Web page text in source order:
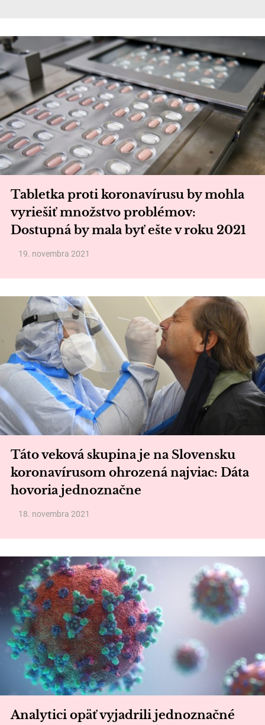
Tabletka proti koronavírusu by mohla
vyriešiť množstvo problémov:
Dostupná by mala byť ešte v roku 2021
19. novembra 2021
Táto veková skupina je na Slovensku
koronavírusom ohrozená najviac: Dáta
hovoria jednoznačne
18. novembra 2021
Analytici opäť vyjadrili jednoznačné